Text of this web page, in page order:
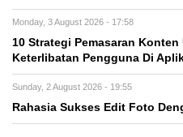
Monday, 3 August 2026 - 17:58
10 Strategi Pemasaran
Keterlibatan Pengguna Di
Sunday, 2 August 2026 - 19:55
Rahasia Sukses Edit Foto